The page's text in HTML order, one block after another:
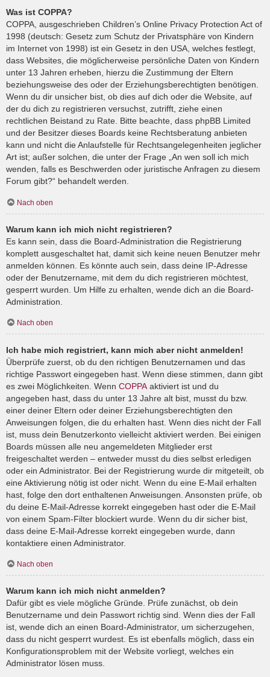
Was ist COPPA?
COPPA, ausgeschrieben Children’s Online Privacy Protection Act of
1998 (deutsch: Gesetz zum Schutz der Privatsphäre von Kindern
im Internet von 1998) ist ein Gesetz in den USA, welches festlegt,
dass Websites, die möglicherweise persönliche Daten von Kindern
unter 13 Jahren erheben, hierzu die Zustimmung der Eltern
beziehungsweise des oder der Erziehungsberechtigten benötigen.
Wenn du dir unsicher bist, ob dies auf dich oder die Website, auf
der du dich zu registrieren versuchst, zutrifft, ziehe einen
rechtlichen Beistand zu Rate. Bitte beachte, dass phpBB Limited
und der Besitzer dieses Boards keine Rechtsberatung anbieten
kann und nicht die Anlaufstelle für Rechtsangelegenheiten jeglicher
Art ist; außer solchen, die unter der Frage „An wen soll ich mich
wenden, falls es Beschwerden oder juristische Anfragen zu diesem
Forum gibt?“ behandelt werden.
Nach oben
Warum kann ich mich nicht registrieren?
Es kann sein, dass die Board-Administration die Registrierung
komplett ausgeschaltet hat, damit sich keine neuen Benutzer mehr
anmelden können. Es könnte auch sein, dass deine IP-Adresse
oder der Benutzername, mit dem du dich registrieren möchtest,
gesperrt wurden. Um Hilfe zu erhalten, wende dich an die Board-
Administration.
Nach oben
Ich habe mich registriert, kann mich aber nicht anmelden!
Überprüfe zuerst, ob du den richtigen Benutzernamen und das
richtige Passwort eingegeben hast. Wenn diese stimmen, dann gibt
es zwei Möglichkeiten. Wenn COPPA aktiviert ist und du
angegeben hast, dass du unter 13 Jahre alt bist, musst du bzw.
einer deiner Eltern oder deiner Erziehungsberechtigten den
Anweisungen folgen, die du erhalten hast. Wenn dies nicht der Fall
ist, muss dein Benutzerkonto vielleicht aktiviert werden. Bei einigen
Boards müssen alle neu angemeldeten Mitglieder erst
freigeschaltet werden – entweder musst du dies selbst erledigen
oder ein Administrator. Bei der Registrierung wurde dir mitgeteilt, ob
eine Aktivierung nötig ist oder nicht. Wenn du eine E-Mail erhalten
hast, folge den dort enthaltenen Anweisungen. Ansonsten prüfe, ob
du deine E-Mail-Adresse korrekt eingegeben hast oder die E-Mail
von einem Spam-Filter blockiert wurde. Wenn du dir sicher bist,
dass deine E-Mail-Adresse korrekt eingegeben wurde, dann
kontaktiere einen Administrator.
Nach oben
Warum kann ich mich nicht anmelden?
Dafür gibt es viele mögliche Gründe. Prüfe zunächst, ob dein
Benutzername und dein Passwort richtig sind. Wenn dies der Fall
ist, wende dich an einen Board-Administrator, um sicherzugehen,
dass du nicht gesperrt wurdest. Es ist ebenfalls möglich, dass ein
Konfigurationsproblem mit der Website vorliegt, welches ein
Administrator lösen muss.